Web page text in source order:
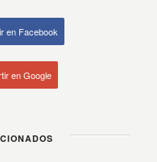
en Facebook
en Google